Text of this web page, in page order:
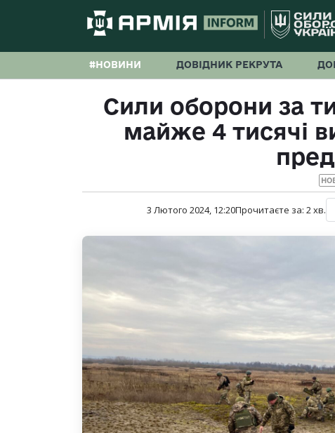
#НОВИНИ ДОВІДНИК РЕКРУТА
Сили оборони за
майже 4 тисячі
3 Лютого 2024, 12:20Прочитаєте за: 2хв.